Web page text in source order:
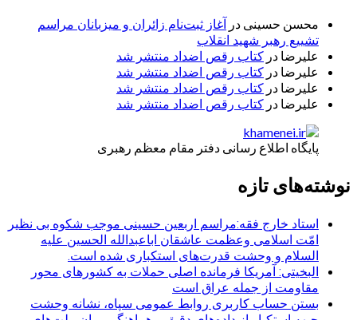
محسن حسینی در آغاز ثبت‌نام زائران و میزبانان مراسم
تشییع رهبر شهید انقلاب
علیرضا در کتاب رقص اضداد منتشر شد
علیرضا در کتاب رقص اضداد منتشر شد
علیرضا در کتاب رقص اضداد منتشر شد
علیرضا در کتاب رقص اضداد منتشر شد
پایگاه اطلاع رسانی دفتر مقام معظم رهبری
نوشته‌های تازه
استاد خارج فقه:مراسم اربعین حسینی موجب شکوه بی نظیر
امّت اسلامی وعظمت عاشقان اباعبدالله الحسین علیه
السلام و وحشت قدرت‌های استکباری شده است.
البخیتی: آمریکا فرمانده اصلی حملات به کشورهای محور
مقاومت از جمله عراق است
بستن حساب کاربری روابط عمومی سپاه، نشانه‌ وحشت